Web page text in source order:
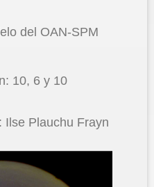
del OAN-SPM
10, 6 y 10
Ilse Plauchu Frayn